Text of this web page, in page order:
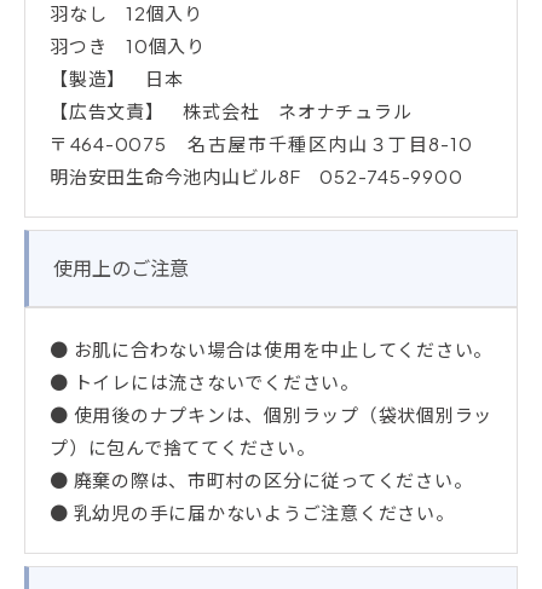
羽なし 12個入り
羽つき 10個入り
【製造】 日本
【広告文責】 株式会社 ネオナチュラル
〒464-0075 名古屋市千種区内山３丁目8-10
明治安田生命今池内山ビル8F 052-745-9900
使用上のご注意
● お肌に合わない場合は使用を中止してください。
● トイレには流さないでください。
● 使用後のナプキンは、個別ラップ（袋状個別ラッ
プ）に包んで捨ててください。
● 廃棄の際は、市町村の区分に従ってください。
● 乳幼児の手に届かないようご注意ください。